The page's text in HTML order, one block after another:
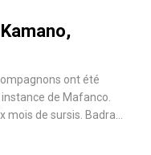
ont été
de Mafanco.
mois de sursis. Badra…